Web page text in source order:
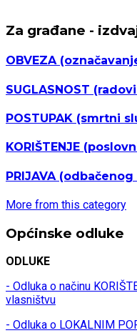
Za građane -
OBVEZA
SUGLASNOST
POSTUPAK (smrtni
KORIŠTENJE
PRIJAVA (odbačenog
More from this category
Općinske odluke
ODLUKE
- Odluka o načinu
vlasništvu
- Odluka o LOKALNIM